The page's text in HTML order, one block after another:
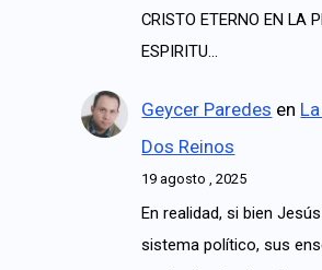
CRISTO ETERNO EN LA
ESPIRITU…
Geycer Paredes en
Dos Reinos
19 agosto , 2025
En realidad, si bien
sistema político, sus